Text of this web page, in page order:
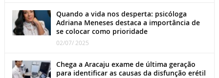
Quando a vida nos desperta: psicóloga
Adriana Meneses destaca a importância de
se colocar como prioridade
02/07/ 2025
Chega a Aracaju exame de última geração
para identificar as causas da disfunção erétil